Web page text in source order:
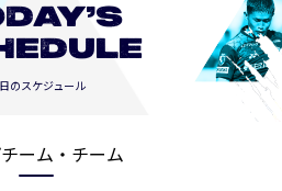
のスケジュール
ーム・チーム